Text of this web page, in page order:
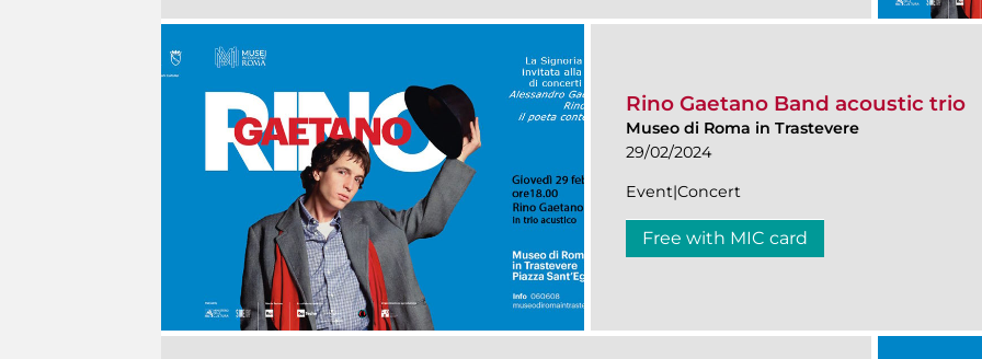
Rino Gaetano Band acoustic trio
Museo di Roma in Trastevere
29/02/2024
Event|Concert
Free with MIC card